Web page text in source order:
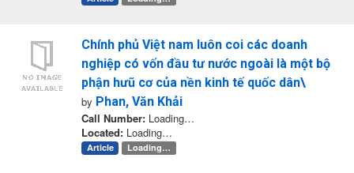
Chính phủ Việt nam luôn coi các doanh
nghiệp có vốn đầu tư nước ngoài là một bộ
phận hưũ cơ của nền kinh tế quốc dân\
by Phan, Văn Khải
Call Number: Loading…
Located: Loading…
Article Loading…